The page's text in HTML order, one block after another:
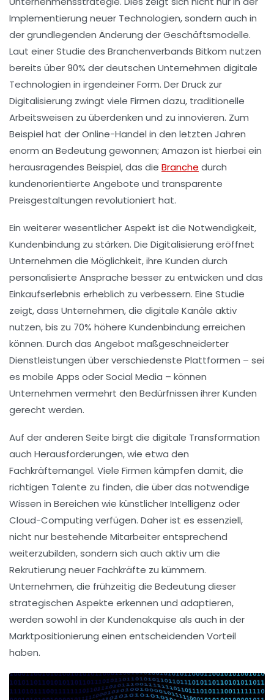
Implementierung neuer Technologien, sondern auch in
der grundlegenden Änderung der Geschäftsmodelle.
Laut einer Studie des Branchenverbands Bitkom nutzen
bereits über90% der deutschen Unternehmen digitale
Technologien in irgendeiner Form. Der Druck zur
Digitalisierung zwingt viele Firmen dazu, traditionelle
Arbeitsweisen zu überdenken und zu innovieren. Zum
Beispiel hat der Online-Handel in den letzten Jahren
enorm an Bedeutung gewonnen; Amazon ist hierbei ein
herausragendes Beispiel, das die Branche durch
kundenorientierte Angebote und transparente
Preisgestaltungen revolutioniert hat.
Ein weiterer wesentlicher Aspekt ist die Notwendigkeit,
Kundenbindung zu stärken. Die Digitalisierung eröffnet
Unternehmen die Möglichkeit, ihre Kunden durch
personalisierte Ansprache besser zu entwicken und das
Einkaufserlebnis erheblich zu verbessern. Eine Studie
zeigt, dass Unternehmen, die digitale Kanäle aktiv
nutzen, bis zu 70% höhere Kundenbindung erreichen
können. Durch das Angebot maßgeschneiderter
Dienstleistungen über verschiedenste Plattformen – sei
es mobile Apps oder Social Media – können
Unternehmen vermehrt den Bedürfnissen ihrer Kunden
gerecht werden.
Auf der anderen Seite birgt die digitale Transformation
auch Herausforderungen, wie etwa den
Fachkräftemangel. Viele Firmen kämpfen damit, die
richtigen Talente zu finden, die über das notwendige
Wissen in Bereichen wie künstlicher Intelligenz oder
Cloud-Computing verfügen. Daher ist es essenziell,
nicht nur bestehende Mitarbeiter entsprechend
weiterzubilden, sondern sich auch aktiv um die
Rekrutierung neuer Fachkräfte zu kümmern.
Unternehmen, die frühzeitig die Bedeutung dieser
strategischen Aspekte erkennen und adaptieren,
werden sowohl in derKundenakquise als auch in der
Marktpositionierung einen entscheidenden Vorteil
haben.